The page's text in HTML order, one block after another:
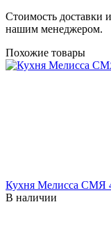
Стоимость доставки
нашим менеджером.
Похожие товары
Кухня Мелисса СМЯ
В наличии